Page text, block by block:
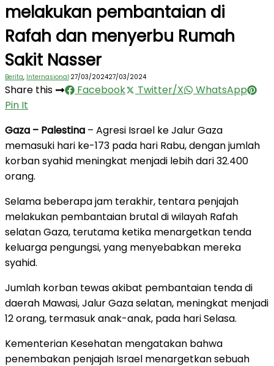
melakukan pembantaian di
Rafah dan menyerbu Rumah
Sakit Nasser
Berita, Internasional·27/03/202427/03/2024
Share this Facebook Twitter/X
WhatsApp
Pin It
Gaza – Palestina – Agresi Israel ke Jalur Gaza
memasuki hari ke-173 pada hari Rabu, dengan jumlah
korban syahid meningkat menjadi lebih dari 32.400
orang.
Selama beberapa jam terakhir, tentara penjajah
melakukan pembantaian brutal di wilayah Rafah
selatan Gaza, terutama ketika menargetkan tenda
keluarga pengungsi, yang menyebabkan mereka
syahid.
Jumlah korban tewas akibat pembantaian tenda di
daerah Mawasi, Jalur Gaza selatan, meningkat menjadi
12 orang, termasuk anak-anak, pada hari Selasa.
Kementerian Kesehatan mengatakan bahwa
penembakan penjajah Israel menargetkan sebuah